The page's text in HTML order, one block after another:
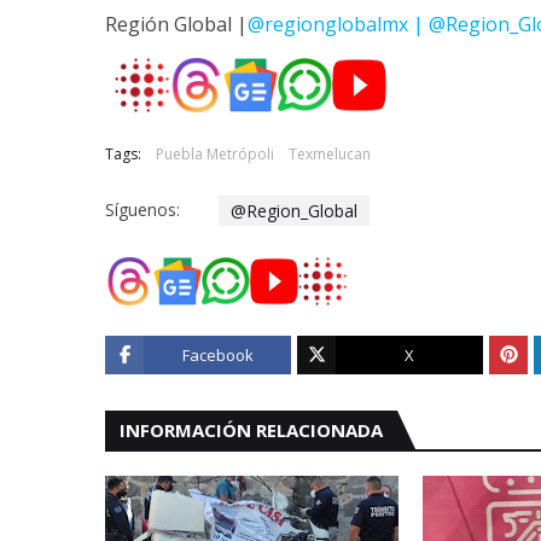
Región Global |@regionglobalmx |
Tags: Puebla Metrópoli Texmelucan
Síguenos: @Region_Global
Facebook X
INFORMACIÓN RELACIONADA